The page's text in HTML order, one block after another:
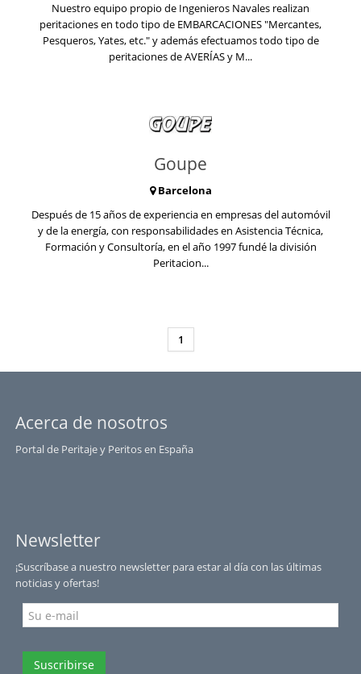
Nuestro equipo propio de Ingenieros Navales realizan
peritaciones en todo tipo de EMBARCACIONES "Mercantes,
Pesqueros, Yates, etc." y además efectuamos todo tipo de
peritaciones de AVERÍAS y M...
Goupe
Barcelona
Después de 15 años de experiencia en empresas del automóvil
y de la energía, con responsabilidades en Asistencia Técnica,
Formación y Consultoría, en el año 1997 fundé la división
Peritacion...
1
Acerca de nosotros
Portal de Peritaje y Peritos en España
Newsletter
¡Suscríbase a nuestro newsletter para estar al día con las últimas
noticias y ofertas!
Suscribirse